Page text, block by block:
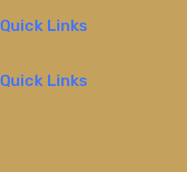
Quick Links
Quick Links